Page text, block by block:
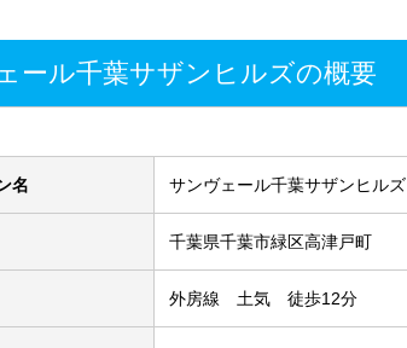
ール千葉サザンヒルズの概要
名 サンヴェール千葉サザンヒルズ
千葉県千葉市緑区高津戸町
外房線 土気 徒歩12分